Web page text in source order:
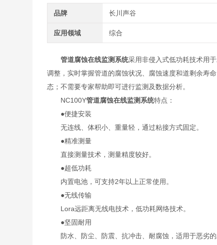
品牌 长川声谷
应用领域 综合
管道腐蚀在线监测系统采用非侵入式低功耗技术用
调整，实时掌握管道的腐蚀状况、腐蚀速度和道剩余寿
态；不需要专家帮助即可进行监测及数据分析。
NC100Y管道腐蚀在线监测系统特点：
●便捷安装
无连线、体积小、重量轻，通过粘接方式固定。
●精准测量
直接测量技术，测量精度较好。
●超低功耗
内置电池，可支持2年以上正常使用。
●无线传输
Lora远距离无线电技术，低功耗网络技术。
●坚固耐用
防水、防尘、防震、抗冲击、耐腐蚀，适用于恶劣的